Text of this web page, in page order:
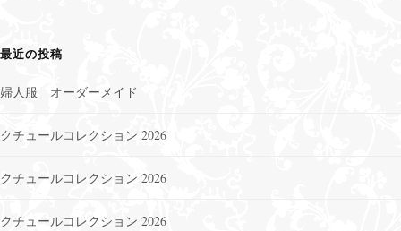
最近の投稿
婦人服 オーダーメイド
クチュールコレクション 2026
クチュールコレクション 2026
クチュールコレクション 2026